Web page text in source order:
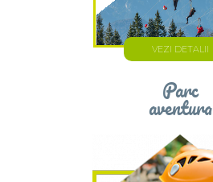
VEZI DETALII
Parc
aventura